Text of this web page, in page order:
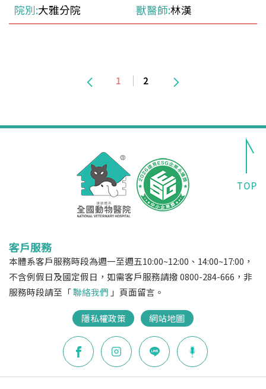
大雅分院
林漢
1 2
客戶服務
本體系客戶服務時段為週一至週五10:00~12:00、14:00~17:00，
不含例假日及國定假日，如需客戶服務請撥 0800-284-666，非
服務時段請至「聯絡我們 」頁面留言。
隱私權政策 網站地圖